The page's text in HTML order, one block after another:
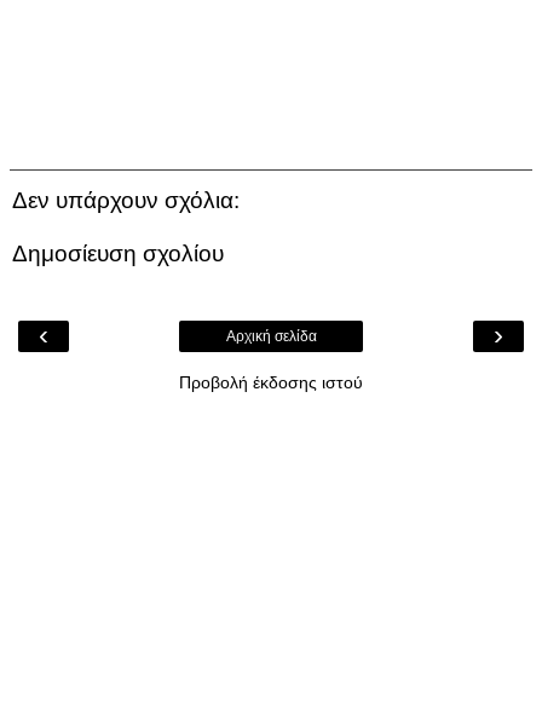
Δεν υπάρχουν σχόλια:
Δημοσίευση σχολίου
‹ ›
Αρχική σελίδα
Προβολή έκδοσης ιστού